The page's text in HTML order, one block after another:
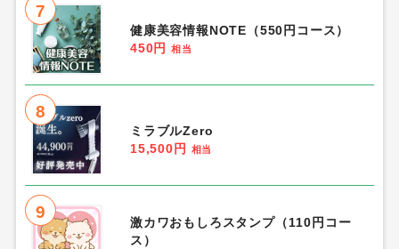
7
健康美容情報NOTE（550円コース）
450円
相当
8
ミラブルZero
15,500円
相当
9
激カワおもしろスタンプ（110円コー
ス）